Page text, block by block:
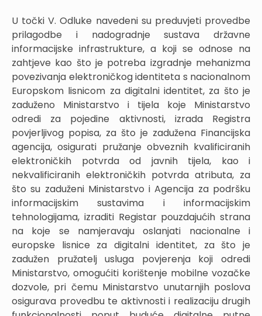
U točki V. Odluke navedeni su preduvjeti provedbe
prilagodbe i nadogradnje sustava državne
informacijske infrastrukture, a koji se odnose na
zahtjeve kao što je potreba izgradnje mehanizma
povezivanja elektroničkog identiteta s nacionalnom
Europskom lisnicom za digitalni identitet, za što je
zaduženo Ministarstvo i tijela koje Ministarstvo
odredi za pojedine aktivnosti, izrada Registra
povjerljivog popisa, za što je zadužena Financijska
agencija, osigurati pružanje obveznih kvalificiranih
elektroničkih potvrda od javnih tijela, kao i
nekvalificiranih elektroničkih potvrda atributa, za
što su zaduženi Ministarstvo i Agencija za podršku
informacijskim sustavima i informacijskim
tehnologijama, izraditi Registar pouzdajućih strana
na koje se namjeravaju oslanjati nacionalne i
europske lisnice za digitalni identitet, za što je
zadužen pružatelj usluga povjerenja koji odredi
Ministarstvo, omogućiti korištenje mobilne vozačke
dozvole, pri čemu Ministarstvo unutarnjih poslova
osigurava provedbu te aktivnosti i realizaciju drugih